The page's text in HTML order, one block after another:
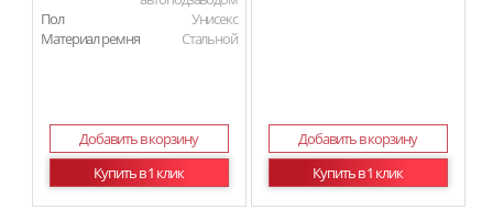
Пол
Унисекс
Материал ремня
Стальной
Добавить в корзину
Купить в 1 клик
Добавить в корзину
Купить в 1 клик